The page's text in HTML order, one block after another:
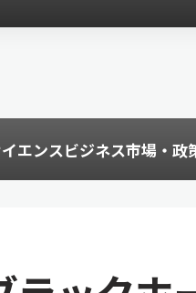
エンスビジネス市場・政